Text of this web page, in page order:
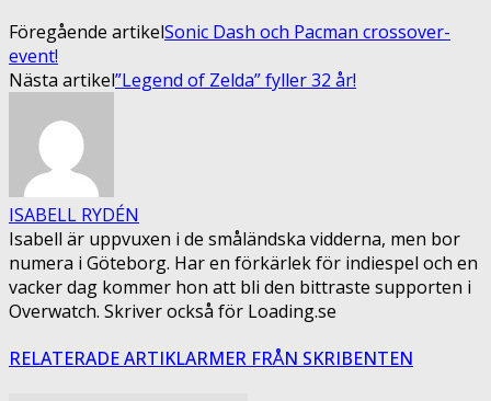
Föregående artikelSonic Dash och Pacman crossover-
event!
Nästa artikel”Legend of Zelda” fyller 32 år!
ISABELL RYDÉN
Isabell är uppvuxen i de småländska vidderna, men bor
numera i Göteborg. Har en förkärlek för indiespel och en
vacker dag kommer hon att bli den bittraste supporten i
Overwatch. Skriver också för Loading.se
RELATERADE ARTIKLARMER FRÅN SKRIBENTEN